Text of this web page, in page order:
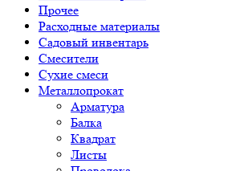
Прочее
Расходные материалы
Садовый инвентарь
Смесители
Сухие смеси
Металлопрокат
Арматура
Балка
Квадрат
Листы